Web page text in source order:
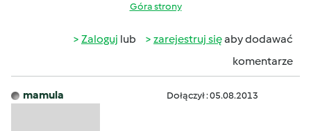
Góra strony
Zaloguj lub zarejestruj sięaby dodawać
komentarze
mamula Dołączył : 05.08.2013